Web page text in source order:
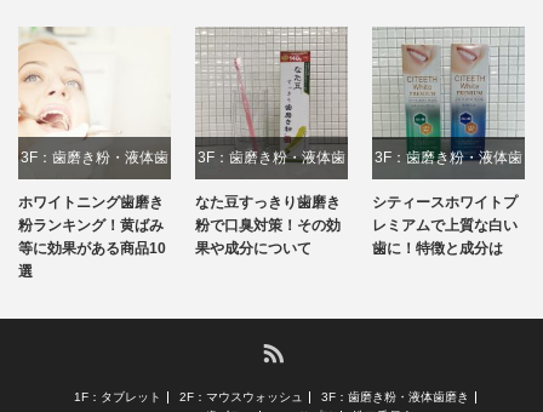
3F：歯磨き粉・液体歯
磨き
ホワイトニング歯磨き
粉ランキング！黄ばみ
等に効果がある商品10
選
3F：歯磨き粉・液体歯
磨き
なた豆すっきり歯磨き
粉で口臭対策！その効
果や成分について
3F：歯磨き粉・液体歯
磨き
シティースホワイトプ
レミアムで上質な白い
歯に！特徴と成分は
1F：タブレット 2F：マウスウォッシュ
3F：歯磨き粉・液体歯磨き